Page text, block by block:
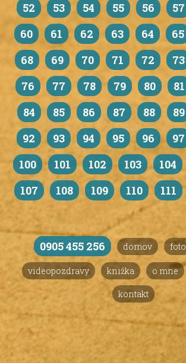
52
53 54 55 56 57
60
61 62 63 64 65
68
69 70 71 72 73
76
77 78 79 80 81
84
85 86 87 88 89
92
93 94 95 96 97
100
101 102 103 104
107
108 109 110 111
0905 455 256 domov foto
videopozdravy knižka o mne
kontakt